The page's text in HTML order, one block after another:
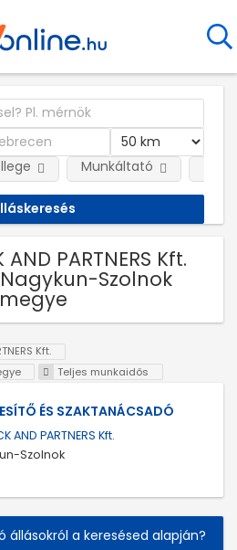
Munkáltató
AND PARTNERS Kft.
Szolnok
megye
Kft.
Teljes munkaidős
ÉS SZAKTANÁCSADÓ
AND PARTNERS Kft.
Szolnok
állásokról a keresésed alapján?